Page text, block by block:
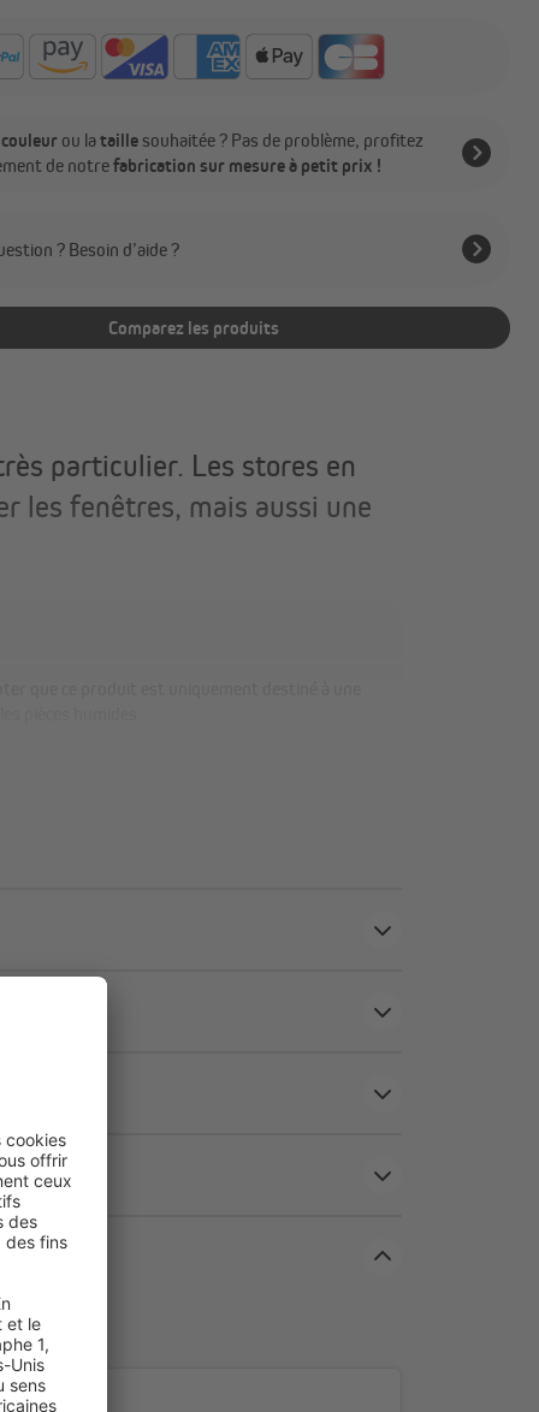
couleur ou lataille souhaitée ? Pas de problème, profitez
de notrefabrication sur mesure à petit prix !
? Besoin d’aide ?
Comparez les produits
particulier. Les stores en
les fenêtres, mais aussi une